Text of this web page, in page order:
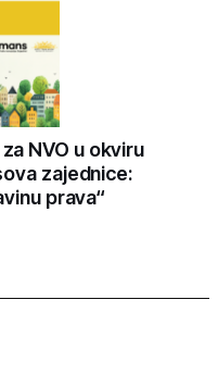
NVO u okviru
zajednice:
prava“